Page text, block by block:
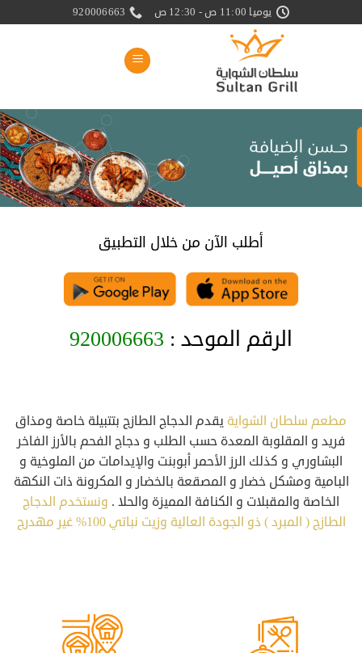
للمحتوى
يوميا 11:00 ص - 12:30 ص 920006663
أطلب الآن من خلال التطبيق
الرقم الموحد : 920006663
مطعم سلطان الشواية يقدم الدجاج الطازج بتتبيلة خاصة ومذاق
فريد و المقلوبة المعدة حسب الطلب و دجاج الفحم بالأرز الفاخر
البشاوري و كذلك الرز الأحمر أبوبنت والإيدامات من الملوخية و
البامية ومشكل خضار و المصقعة بالخضار و المكرونة ذات النكهة
الخاصة والمقبلات و الكنافة المميزة والحلا . ونستخدم الدجاج
الطازج ( المبرد ) ذو الجودة العالية وزيت نباتي 100% غير مهدرج